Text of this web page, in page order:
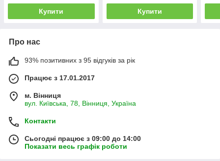
Купити Купити
Про нас
93% позитивних з 95 відгуків за рік
Працює з 17.01.2017
м. Вінниця
вул. Київська, 78, Вінниця, Україна
Контакти
Сьогодні працює з 09:00 до 14:00
Показати весь графік роботи